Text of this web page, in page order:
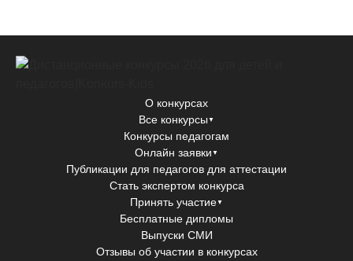
О конкурсах
Все конкурсы ▼
Конкурсы педагогам
Онлайн заявки ▼
Публикации для педагогов для аттестации
Стать экспертом конкурса
Принять участие▼
Бесплатные дипломы
Выпуски СМИ
Отзывы об участии в конкурсах